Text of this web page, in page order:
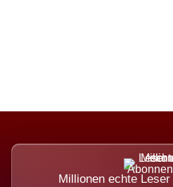
Millionen echte